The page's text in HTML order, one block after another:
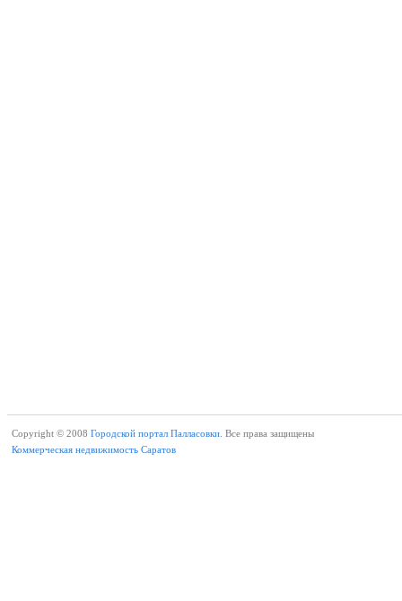
Copyright © 2008 Городской портал Палласовки. Все права защищены
Коммерческая недвижимость Саратов